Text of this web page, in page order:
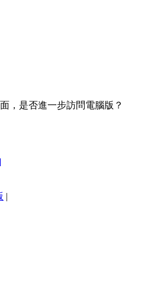
，是否進一步訪問電腦版？
|